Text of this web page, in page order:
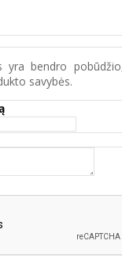
yra bendro
savybės.